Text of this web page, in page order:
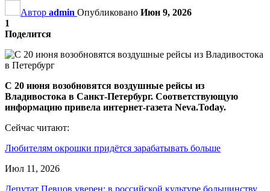
Автор admin Опубликовано Июн 9, 2026
1
Поделится
С 20 июня возобновятся воздушные рейсы из
Владивостока в Санкт-Петербург. Соответствующую
информацию привела интернет-газета Neva.Today.
Сейчас читают:
Любителям окрошки придётся зарабатывать больше
Июл 11, 2026
Депутат Певцов уверен: в российской культуре большинству